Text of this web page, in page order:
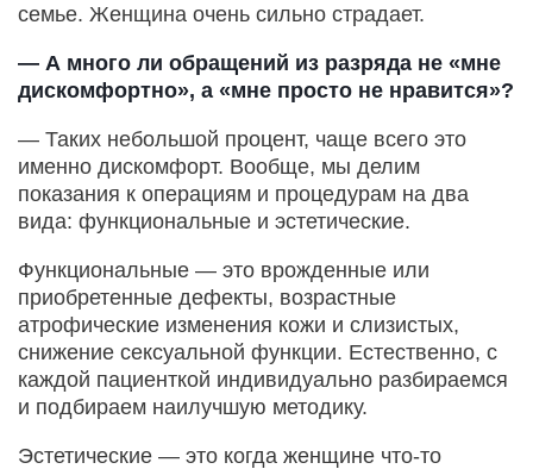
семье. Женщина очень сильно страдает.
— А много ли обращений из разряда не «мне
дискомфортно», а «мне просто не нравится»?
— Таких небольшой процент, чаще всего это
именно дискомфорт. Вообще, мы делим
показания к операциям и процедурам на два
вида: функциональные и эстетические.
Функциональные — это врожденные или
приобретенные дефекты, возрастные
атрофические изменения кожи и слизистых,
снижение сексуальной функции. Естественно, с
каждой пациенткой индивидуально разбираемся
и подбираем наилучшую методику.
Эстетические — это когда женщине что-то